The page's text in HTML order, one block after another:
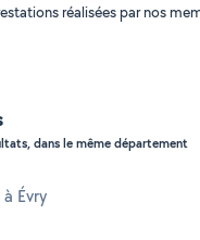
réalisées par nos
dans le même département
Évry